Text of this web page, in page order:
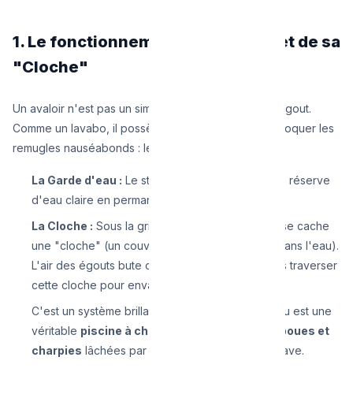
1. Le fonctionnement du Sterfput et de sa
"Cloche"
Un avaloir n'est pas un simple trou relié au tout-à-l'égout.
Comme un lavabo, il possède un mécanisme pour bloquer les
remugles nauséabonds : le siphon-cloche.
La Garde d'eau : Le sterfput maintient une petite réserve
d'eau claire en permanence.
La Cloche : Sous la grille métallique décorative se cache
une "cloche" (un couvercle inversé plongeant dans l'eau).
L'air des égouts bute contre l'eau et ne peut pas traverser
cette cloche pour envahir votre garage.
C'est un système brillant... mais cette garde d'eau est une
véritable piscine à cheveux, poils de chiens, boues et
charpies lâchées par la machine à laver de la cave.